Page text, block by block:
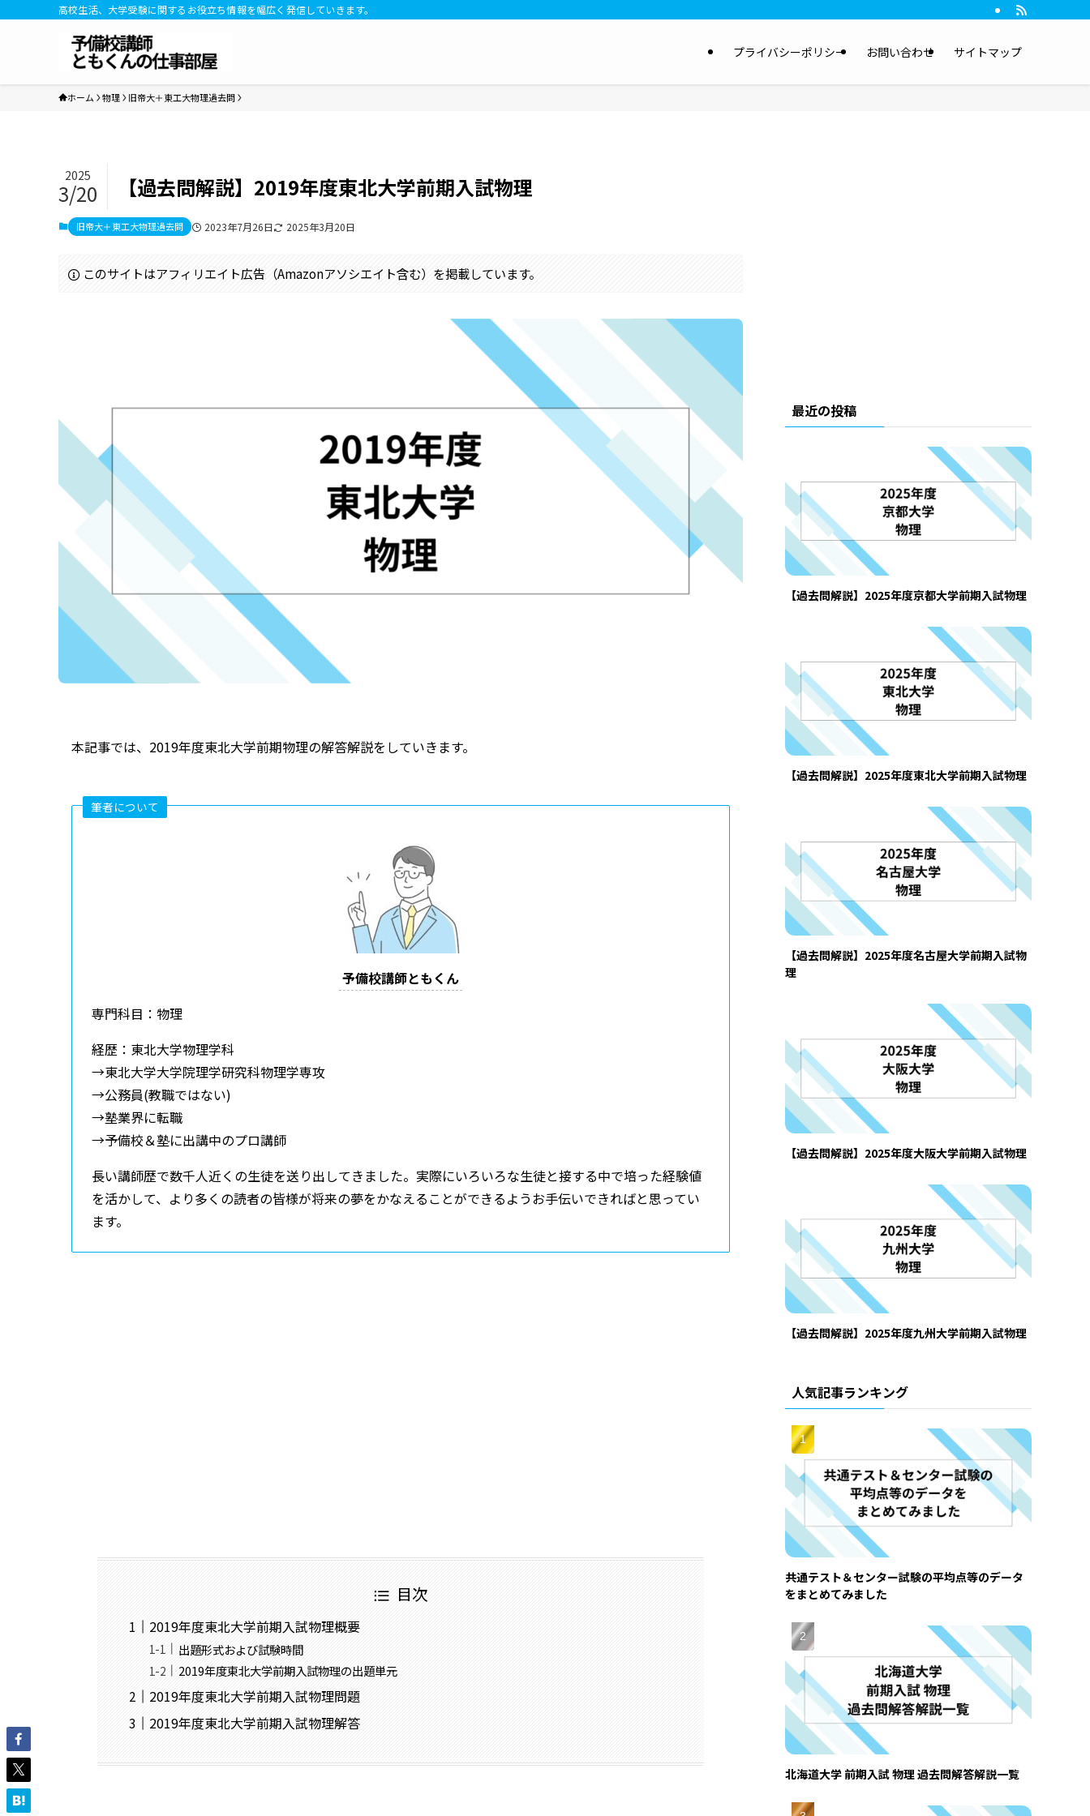
高校生活、大学受験に関するお役立ち情報を幅広く発信していきます。
プライバシーポリシー お問い合わせ サイトマップ
ホーム 物理 旧帝大＋東工大物理過去問
【過去問解説】2019年度東北大学前期入試物理
2025
3/20
旧帝大＋東工大物理過去問 2023年7月26日 2025年3月20日
このサイトはアフィリエイト広告（Amazonアソシエイト含む）を掲載しています。
本記事では、2019年度東北大学前期物理の解答解説をしていきます。
筆者について
予備校講師ともくん
専門科目：物理
経歴：東北大学物理学科
→東北大学大学院理学研究科物理学専攻
→公務員(教職ではない)
→塾業界に転職
→予備校＆塾に出講中のプロ講師
長い講師歴で数千人近くの生徒を送り出してきました。実際にいろいろな生徒と接する中で培った経験値
を活かして、より多くの読者の皆様が将来の夢をかなえることができるようお手伝いできればと思ってい
ます。
目次
2019年度東北大学前期入試物理概要
出題形式および試験時間
2019年度東北大学前期入試物理の出題単元
2019年度東北大学前期入試物理問題
2019年度東北大学前期入試物理解答
最近の投稿
【過去問解説】2025年度京都大学前期入試物理
【過去問解説】2025年度東北大学前期入試物理
【過去問解説】2025年度名古屋大学前期入試物
理
【過去問解説】2025年度大阪大学前期入試物理
【過去問解説】2025年度九州大学前期入試物理
人気記事ランキング
共通テスト＆センター試験の平均点等のデータ
をまとめてみました
北海道大学 前期入試 物理 過去問解答解説一覧